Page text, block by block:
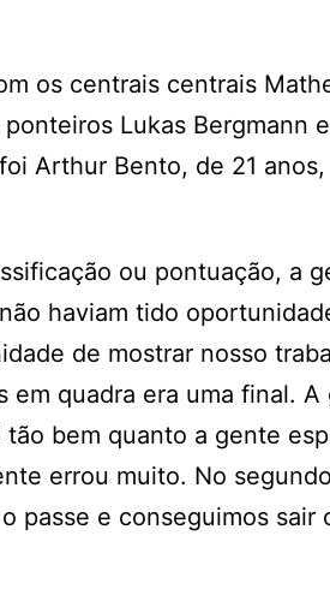
os centrais centrais
Lukas Bergmann
Arthur Bento, de 21
ou pontuação, a
haviam tido
de mostrar nosso
em quadra era uma final. A
bem quanto a gente
errou muito. No
passe e conseguimos sair